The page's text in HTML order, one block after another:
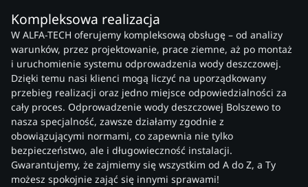
Kompleksowa realizacja
W ALFA-TECH oferujemy kompleksową obsługę – od analizy
warunków, przez projektowanie, prace ziemne, aż po montaż
i uruchomienie systemu odprowadzenia wody deszczowej.
Dzięki temu nasi klienci mogą liczyć na uporządkowany
przebieg realizacji oraz jedno miejsce odpowiedzialności za
cały proces. Odprowadzenie wody deszczowej Bolszewo to
nasza specjalność, zawsze działamy zgodnie z
obowiązującymi normami, co zapewnia nie tylko
bezpieczeństwo, ale i długowieczność instalacji.
Gwarantujemy, że zajmiemy się wszystkim od A do Z, a Ty
możesz spokojnie zająć się innymi sprawami!